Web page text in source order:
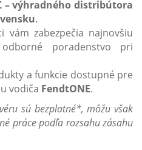
– výhradného distribútora
.
vám zabezpečia najnovšiu
poradenstvo pri
a funkcie dostupné pre
vodiča FendtONE.
sú bezplatné*, môžu však
práce podľa rozsahu zásahu